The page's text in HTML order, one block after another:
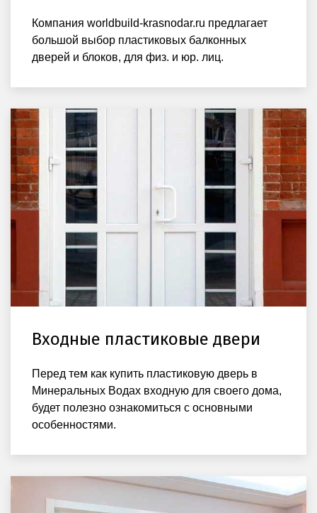
Компания worldbuild-krasnodar.ru предлагает
большой выбор пластиковых балконных
дверей и блоков, для физ. и юр. лиц.
Входные пластиковые двери
Перед тем как купить пластиковую дверь в
Минеральных Водах входную для своего дома,
будет полезно ознакомиться с основными
особенностями.